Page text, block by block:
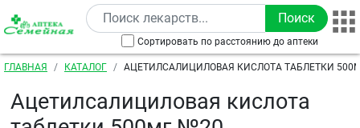
Перейти к основному содержанию
Сортировать по расстоянию до аптеки
Строка навигации
ГЛАВНАЯ КАТАЛОГ АЦЕТИЛСАЛИЦИЛОВАЯ КИСЛОТА ТАБЛЕТКИ
Ацетилсалициловая кислота